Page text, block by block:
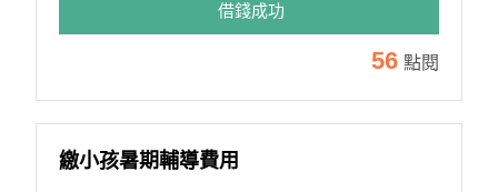
借錢成功
56 點閱
繳小孩暑期輔導費用